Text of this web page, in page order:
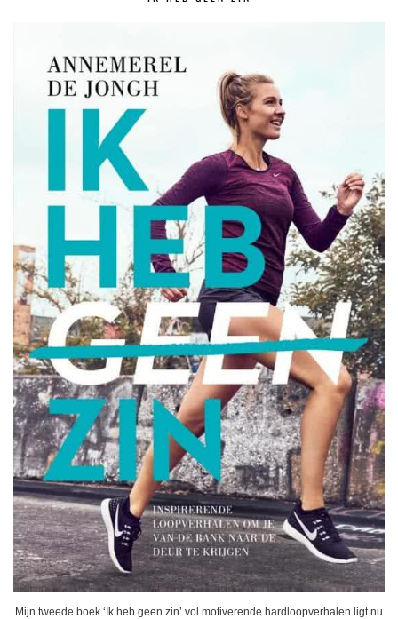
Mijn tweede boek ‘Ik heb geen zin’ vol motiverende hardloopverhalen ligt nu